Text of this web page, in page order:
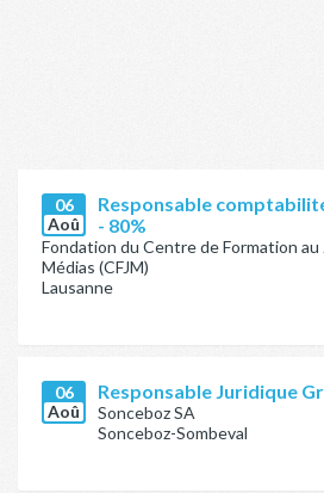
06
Aoû
Responsable
- 80%
Fondation du Centre de Formation au
Médias (CFJM)
Lausanne
06
Aoû
Responsable Juridique
Sonceboz SA
Sonceboz-Sombeval